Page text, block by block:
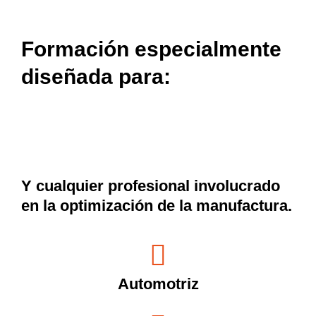
Formación especialmente
diseñada para:
Y cualquier profesional involucrado
en la optimización de la manufactura.
Automotriz